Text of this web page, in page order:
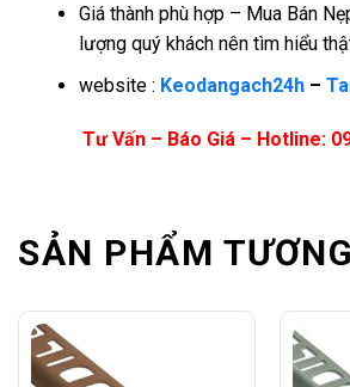
Giá thành phù hợp – Mua Bán
lượng quý khách nên tìm hiểu
website : Keodangach24h–
Tư Vấn – Báo Giá – Hotline:
SẢN PHẨM